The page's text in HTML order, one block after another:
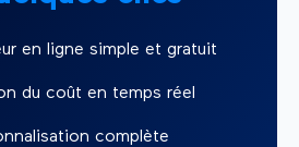
en ligne simple et gratuit
du coût en temps réel
complète